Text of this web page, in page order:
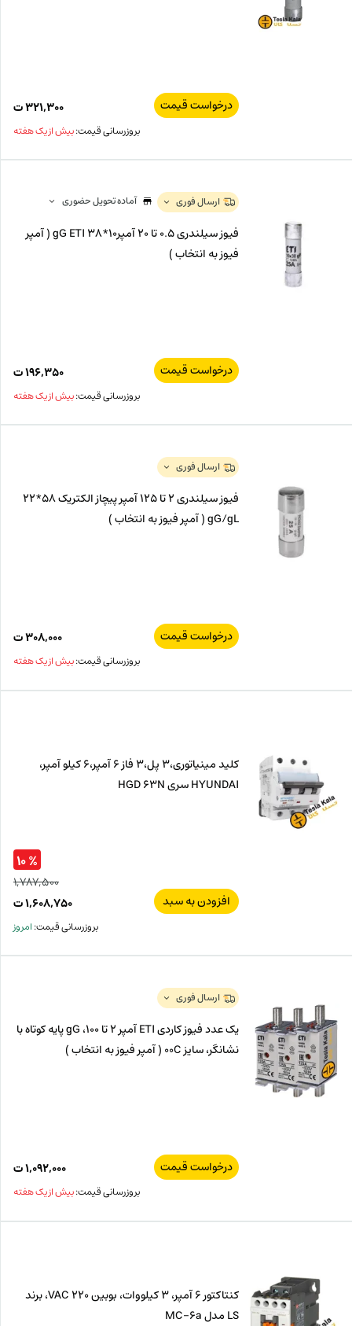
درخواست قیمت ۳۲۱,۳۰۰ت
بروزرسانی قیمت:بیش از یک هفته
ارسال فوری آماده تحویل حضوری
فیوز سیلندری 0.5 تا 20 آمپرgG ETI 38*10 ( آمپر
فیوز به انتخاب )
درخواست قیمت ۱۹۶,۳۵۰ت
بروزرسانی قیمت:بیش از یک هفته
ارسال فوری
فیوز سیلندری 2 تا 125 آمپر پیچاز الکتریک 58*22
gG/gL ( آمپر فیوز به انتخاب )
درخواست قیمت ۳۰۸,۰۰۰ت
بروزرسانی قیمت:بیش از یک هفته
کلید مینیاتوری،3 پل،3 فاز 6 آمپر،6 کیلو آمپر،
HYUNDAI سری HGD 63N
افزودن به سبد
۱,۷۸۷,۵۰۰
۱,۶۰۸,۷۵۰ت
% ۱۰
بروزرسانی قیمت:امروز
ارسال فوری
یک عدد فیوز کاردی ETI آمپر 2 تا 100، gG پایه کوتاه با
نشانگر، سایز 00C ( آمپر فیوز به انتخاب )
درخواست قیمت ۱,۰۹۲,۰۰۰ت
بروزرسانی قیمت:بیش از یک هفته
کنتاکتور 6 آمپر، 3 کیلووات، بوبین VAC 220، برند
LS مدل MC-6a